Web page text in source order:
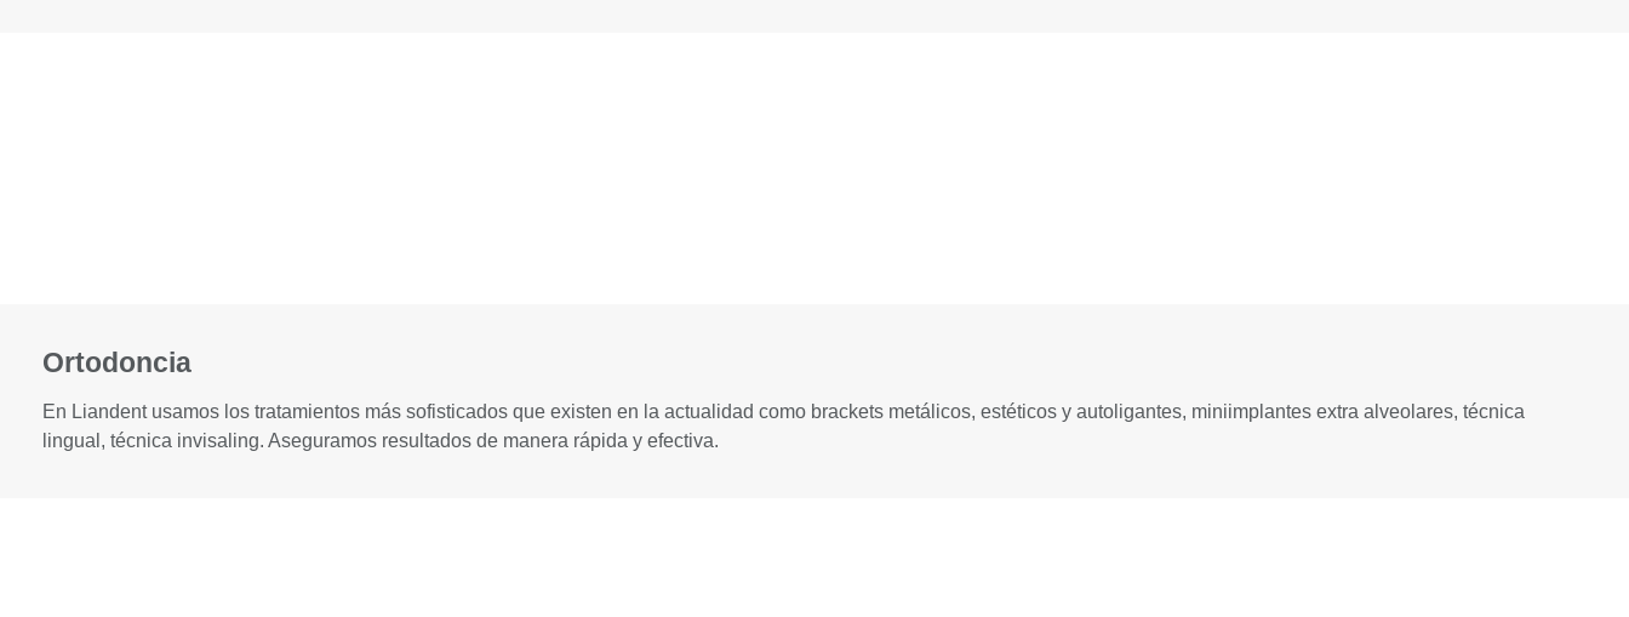
Ortodoncia
En Liandent usamos los tratamientos más sofisticados que existen en la actualidad como brackets metálicos, estéticos y autoligantes, miniimplantes extra alveolares, técnica
lingual, técnica invisaling. Aseguramos resultados de manera rápida y efectiva.